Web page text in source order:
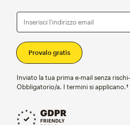
Inserisci l'indirizzo email
Inviato la tua prima e-mail senza
Obbligatorio/a. I termini si applicano.†